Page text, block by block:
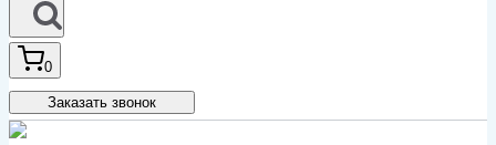
0
Заказать звонок